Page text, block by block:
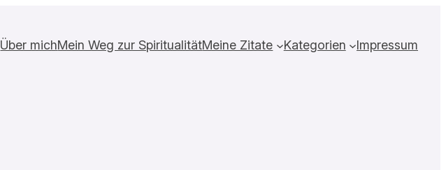
Über michMein Weg zur SpiritualitätMeine Zitate Kategorien Impressum